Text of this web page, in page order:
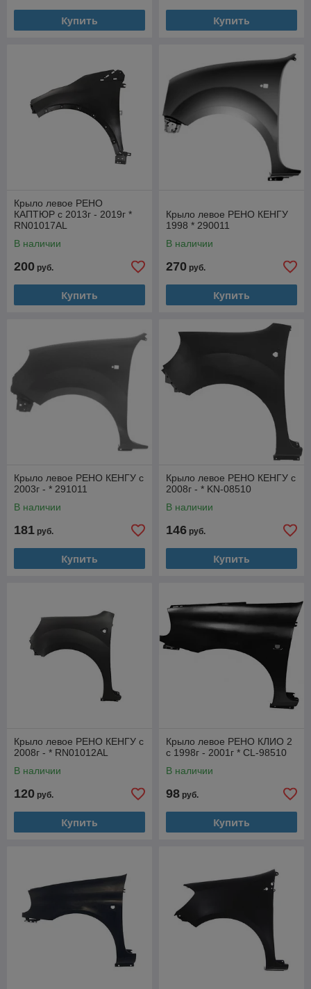
Купить Купить
Крыло левое РЕНО
КАПТЮР с 2013г - 2019г *
RN01017AL
В наличии
200 руб.
Купить
Крыло левое РЕНО КЕНГУ
1998 * 290011
В наличии
270 руб.
Купить
Крыло левое РЕНО КЕНГУ с
2003г - * 291011
В наличии
181 руб.
Купить
Крыло левое РЕНО КЕНГУ с
2008г - * KN-08510
В наличии
146 руб.
Купить
Крыло левое РЕНО КЕНГУ с
2008г - * RN01012AL
В наличии
120 руб.
Купить
Крыло левое РЕНО КЛИО 2
с 1998г - 2001г * CL-98510
В наличии
98 руб.
Купить